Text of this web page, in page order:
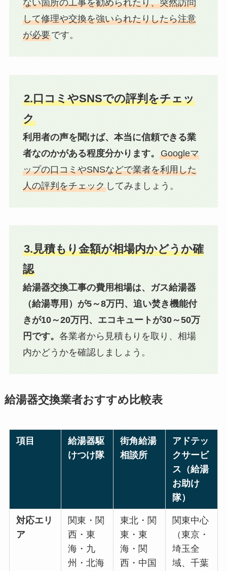
ない箇所の工事を勧められたり、突然訪問
して修理や交換を強いられたりしたら注意
が必要です。
2.口コミやSNSでの評判をチェッ
ク
利用者の声を聞けば、本当に信頼できる業
者なのかがある程度分かります。 Googleマ
ップの口コミやSNSなどで業者を利用した
人の評判をチェックしてみましょう。
3.見積もり金額が相場内かどうか確
認
給湯器交換工事の費用相場は、ガス給湯器
（給湯専用）が5～8万円、追い焚き機能付
きが10～20万円、エコキュートが30～50万
円です。 各業者から見積もりを取り、相場
内かどうかを確認しましょう。
給湯器交換業者おすすめ比較表
項目
給湯器駆
けつけ隊
街角給湯
相談所
アドテッ
クサービ
ス（給湯
お助け
隊）
対応エリ
ア
関東・関
西・東
海・九
州・北海
東北・関
東・東
海・関
西・中国
関東中心
（東京・
埼玉全
域、千葉